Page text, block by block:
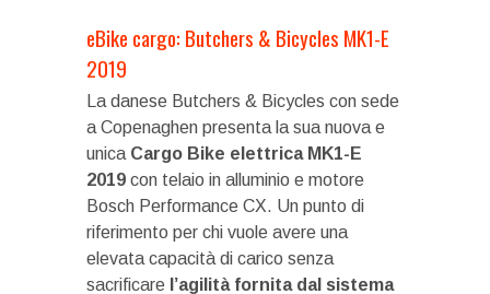
eBike cargo: Butchers & Bicycles MK1-E
2019
La danese Butchers & Bicycles con sede
a Copenaghen presenta la sua nuova e
unica Cargo Bike elettrica MK1-E
2019 con telaio in alluminio e motore
Bosch Performance CX. Un punto di
riferimento per chi vuole avere una
elevata capacità di carico senza
sacrificare l’agilità fornita dal sistema